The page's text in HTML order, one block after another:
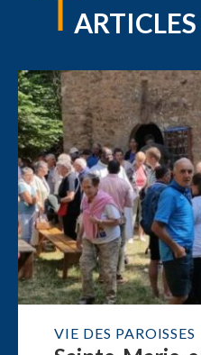
VIE DES PAROISSES